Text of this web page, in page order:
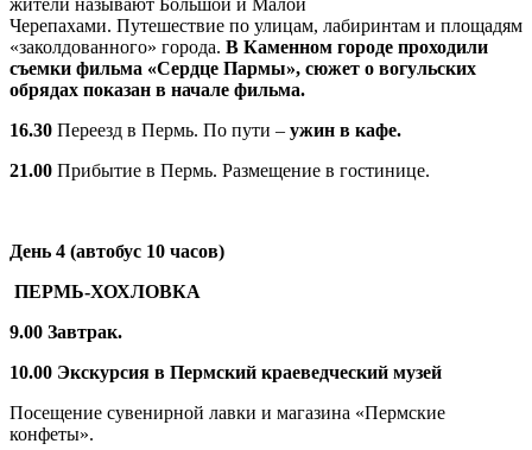
Черепахами. Путешествие по улицам, лабиринтам и площадям
«заколдованного» города. В Каменном городе проходили
съемки фильма «Сердце Пармы», сюжет о вогульских
обрядах показан в начале фильма.
16.30 Переезд в Пермь. По пути – ужин в кафе.
21.00 Прибытие в Пермь. Размещение в гостинице.
День 4 (автобус 10 часов)
ПЕРМЬ-ХОХЛОВКА
9.00 Завтрак.
10.00 Экскурсия в Пермский краеведческий музей
Посещение сувенирной лавки и магазина «Пермские
конфеты».